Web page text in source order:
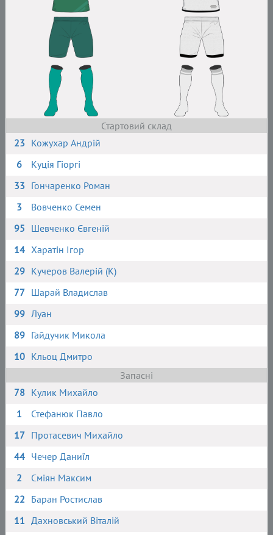
Стартовий склад
23 Кожухар Андрій
6
Куція Гіоргі
33 Гончаренко Роман
3
Вовченко Семен
95 Шевченко Євгеній
14 Харатін Ігор
29 Кучеров Валерій (К)
77 Шарай Владислав
99 Луан
89 Гайдучик Микола
10 Кльоц Дмитро
Запасні
78 Кулик Михайло
1
Стефанюк Павло
17 Протасевич Михайло
44 Чечер Даниїл
2
Сміян Максим
22 Баран Ростислав
11 Дахновський Віталій